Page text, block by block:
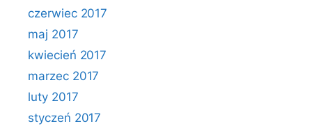
czerwiec 2017
maj 2017
kwiecień 2017
marzec 2017
luty 2017
styczeń 2017